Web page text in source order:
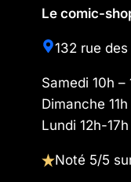
Le comic-
132 rue
Samedi 10h –
Dimanche 11h
Lundi 12h-17h
Noté 5/5